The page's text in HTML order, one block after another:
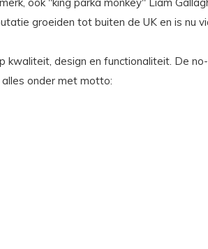
groeiden tot buiten de UK en is nu
design en functionaliteit. De
onder met motto: